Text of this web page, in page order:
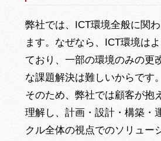
弊社では、ICT環境全般に関
ます。なぜなら、ICT環境は
ており、一部の環境のみの更
な課題解決は難しいからです。
そのため、弊社では顧客が抱
理解し、計画・設計・構築・
クル全体の視点でのソリュー